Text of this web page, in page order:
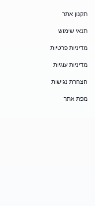
תקנון אתר
תנאי שימוש
מדיניות פרטיות
מדיניות עוגיות
הצהרת נגישות
מפת אתר